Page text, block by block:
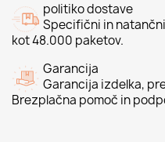
politiko dostave
Specifični in
kot 48.000 paketov.
Garancija
Garancija izdelka,
Brezplačna pomoč in